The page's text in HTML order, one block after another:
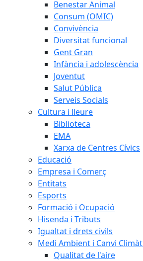
Benestar Animal
Consum (OMIC)
Convivència
Diversitat funcional
Gent Gran
Infància i adolescència
Joventut
Salut Pública
Serveis Socials
Cultura i lleure
Biblioteca
EMA
Xarxa de Centres Cívics
Educació
Empresa i Comerç
Entitats
Esports
Formació i Ocupació
Hisenda i Tributs
Igualtat i drets civils
Medi Ambient i Canvi
Qualitat de l'aire